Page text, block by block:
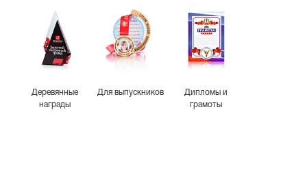
Деревянные
награды
Для выпускников
Дипломы и
грамоты